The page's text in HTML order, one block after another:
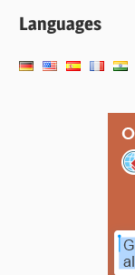
Languages